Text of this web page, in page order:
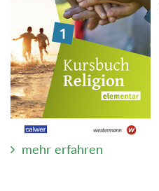
mehr erfahren